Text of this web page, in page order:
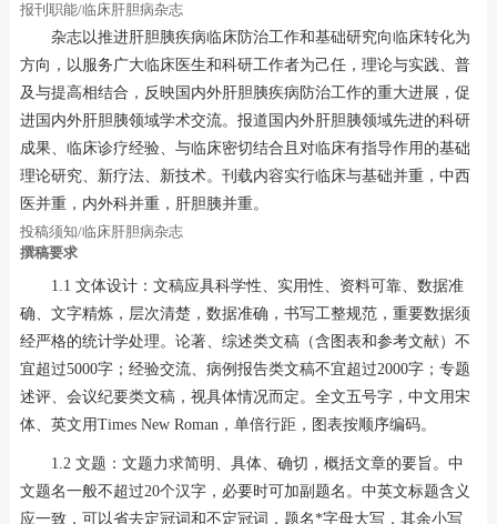
报刊职能/临床肝胆病杂志
杂志以推进肝胆胰疾病临床防治工作和基础研究向临床转化为
方向，以服务广大临床医生和科研工作者为己任，理论与实践、普
及与提高相结合，反映国内外肝胆胰疾病防治工作的重大进展，促
进国内外肝胆胰领域学术交流。报道国内外肝胆胰领域先进的科研
成果、临床诊疗经验、与临床密切结合且对临床有指导作用的基础
理论研究、新疗法、新技术。刊载内容实行临床与基础并重，中西
医并重，内外科并重，肝胆胰并重。
投稿须知/临床肝胆病杂志
撰稿要求
1.1 文体设计：文稿应具科学性、实用性、资料可靠、数据准
确、文字精炼，层次清楚，数据准确，书写工整规范，重要数据须
经严格的统计学处理。论著、综述类文稿（含图表和参考文献）不
宜超过5000字；经验交流、病例报告类文稿不宜超过2000字；专题
述评、会议纪要类文稿，视具体情况而定。全文五号字，中文用宋
体、英文用Times New Roman，单倍行距，图表按顺序编码。
1.2 文题：文题力求简明、具体、确切，概括文章的要旨。中
文题名一般不超过20个汉字，必要时可加副题名。中英文标题含义
应一致，可以省去定冠词和不定冠词，题名*字母大写，其余小写